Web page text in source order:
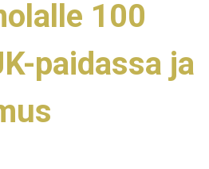
100
paidassa ja